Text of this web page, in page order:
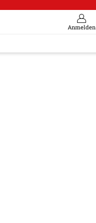
Anmelden